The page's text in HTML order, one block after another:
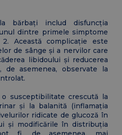
bărbați includ disfuncția
dintre primele simptome
Această complicație este
de sânge și a nervilor care
libidoului și reducerea
de asemenea, observate la
susceptibilitate crescută la
și la balanită (inflamația
ridicate de glucoză în
și modificările în distribuția